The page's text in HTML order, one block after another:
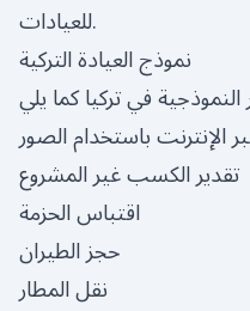
للعيادات.
نموذج العيادة التركية
الإنترنت باستخدام الصور
تقدير الكسب غير المشروع
اقتباس الحزمة
حجز الطيران
نقل المطار